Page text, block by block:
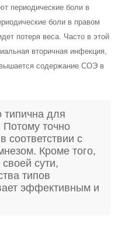
периодические боли в
боли в правом
потеря веса. Часто в этой
вторичная инфекция,
содержание СОЭ в
типична для
Потому точно
соответствии с
Кроме того,
сути,
типов
эффективным и